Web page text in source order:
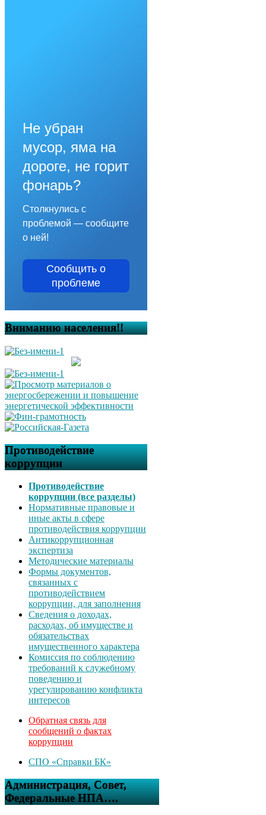
Не убран
мусор, яма на
дороге, не горит
фонарь?
Столкнулись с
проблемой — сообщите
о ней!
Сообщить о
проблеме
Вниманию населения!!
Противодействие
коррупции
Противодействие
коррупции (все разделы)
Нормативные правовые и
иные акты в сфере
противодействия коррупции
Антикоррупционная
экспертиза
Методические материалы
Формы документов,
связанных с
противодействием
коррупции, для заполнения
Сведения о доходах,
расходах, об имуществе и
обязательствах
имущественного характера
Комиссия по соблюдению
требований к служебному
поведению и
урегулированию конфликта
интересов
Обратная связь для
сообщений о фактах
коррупции
СПО «Справки БК»
Администрация, Совет,
Федеральные НПА….